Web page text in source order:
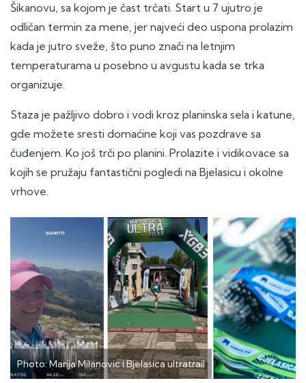
Šikanovu, sa kojom je čast trčati. Start u 7 ujutro je
odličan termin za mene, jer najveći deo uspona prolazim
kada je jutro sveže, što puno znači na letnjim
temperaturama u posebno u avgustu kada se trka
organizuje.
Staza je pažljivo dobro i vodi kroz planinska sela i katune,
gde možete sresti domaćine koji vas pozdrave sa
čuđenjem. Ko još trči po planini. Prolazite i vidikovace sa
kojih se pružaju fantastični pogledi na Bjelasicu i okolne
vrhove.
Photo: Marija Milanovic i Bjelasica ultratrail